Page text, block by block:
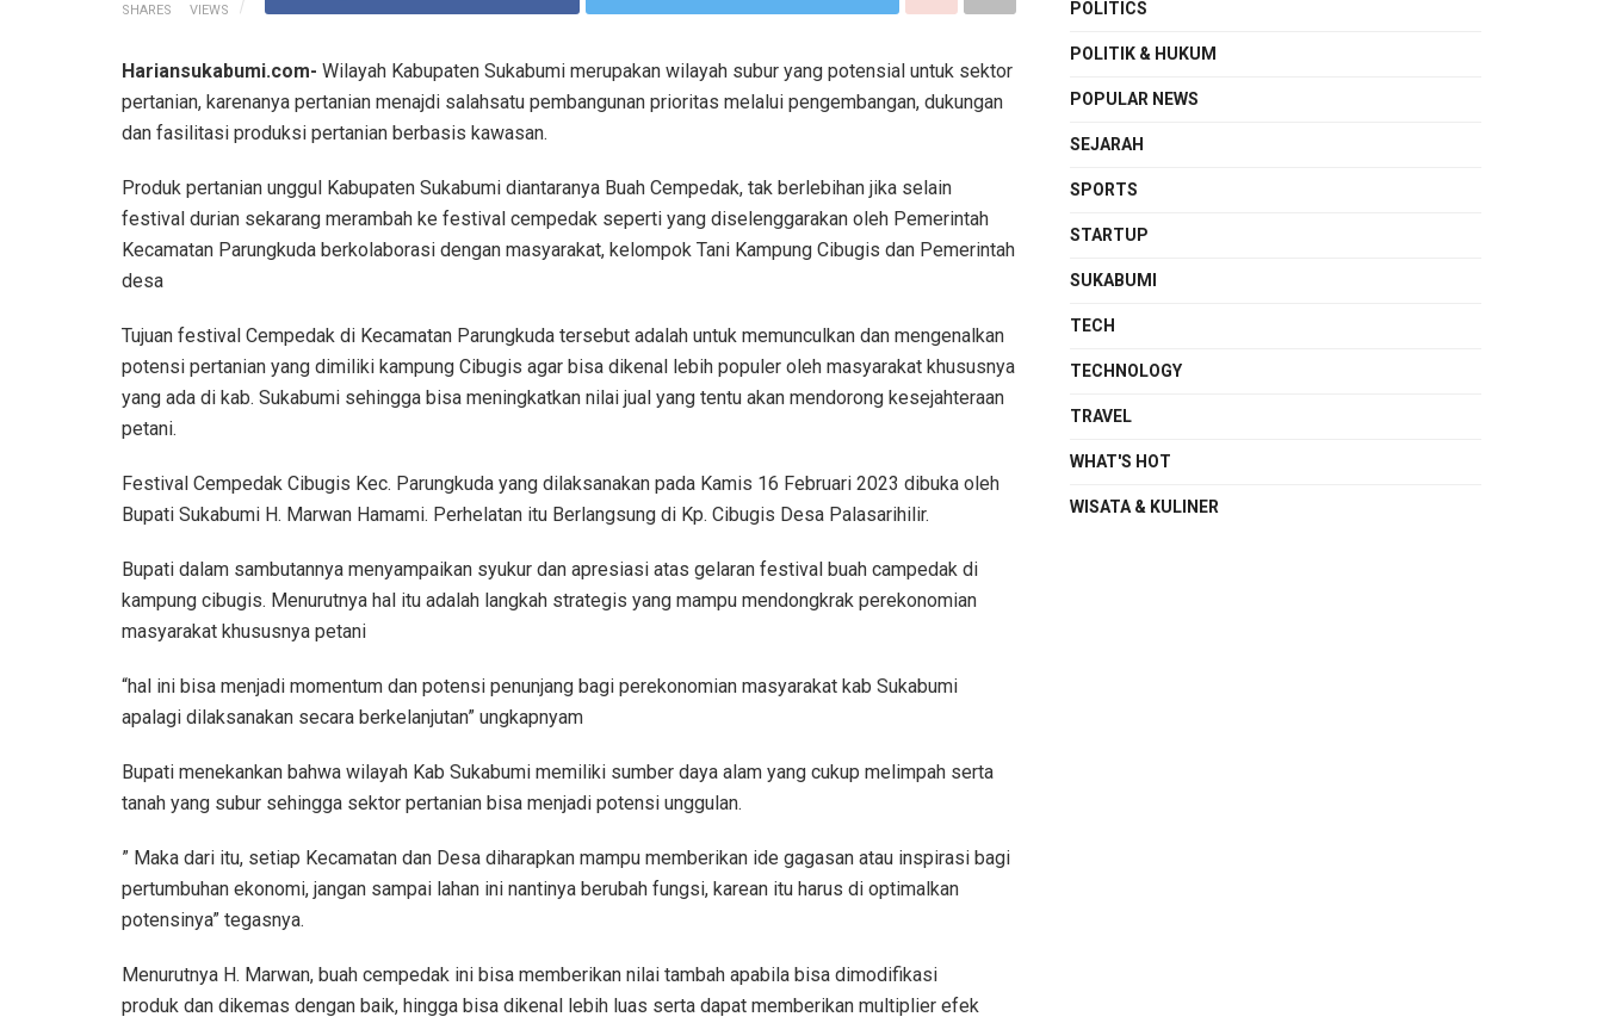
SHARES VIEWS
Hariansukabumi.com- Wilayah Kabupaten Sukabumi merupakan wilayah subur yang potensial untuk sektor
pertanian, karenanya pertanian menajdi salahsatu pembangunan prioritas melalui pengembangan, dukungan
dan fasilitasi produksi pertanian berbasis kawasan.
Produk pertanian unggul Kabupaten Sukabumi diantaranya Buah Cempedak, tak berlebihan jika selain
festival durian sekarang merambah ke festival cempedak seperti yang diselenggarakan oleh Pemerintah
Kecamatan Parungkuda berkolaborasi dengan masyarakat, kelompok Tani Kampung Cibugis dan Pemerintah
desa
Tujuan festival Cempedak di Kecamatan Parungkuda tersebut adalah untuk memunculkan dan mengenalkan
potensi pertanian yang dimiliki kampung Cibugis agar bisa dikenal lebih populer oleh masyarakat khususnya
yang ada di kab. Sukabumi sehingga bisa meningkatkan nilai jual yang tentu akan mendorong kesejahteraan
petani.
Festival Cempedak Cibugis Kec. Parungkuda yang dilaksanakan pada Kamis 16 Februari 2023 dibuka oleh
Bupati Sukabumi H. Marwan Hamami. Perhelatan itu Berlangsung di Kp. Cibugis Desa Palasarihilir.
Bupati dalam sambutannya menyampaikan syukur dan apresiasi atas gelaran festival buah campedak di
kampung cibugis. Menurutnya hal itu adalah langkah strategis yang mampu mendongkrak perekonomian
masyarakat khususnya petani
“hal ini bisa menjadi momentum dan potensi penunjang bagi perekonomian masyarakat kab Sukabumi
apalagi dilaksanakan secara berkelanjutan” ungkapnyam
Bupati menekankan bahwa wilayah Kab Sukabumi memiliki sumber daya alam yang cukup melimpah serta
tanah yang subur sehingga sektor pertanian bisa menjadi potensi unggulan.
” Maka dari itu, setiap Kecamatan dan Desa diharapkan mampu memberikan ide gagasan atau inspirasi bagi
pertumbuhan ekonomi, jangan sampai lahan ini nantinya berubah fungsi, karean itu harus di optimalkan
potensinya” tegasnya.
Menurutnya H. Marwan, buah cempedak ini bisa memberikan nilai tambah apabila bisa dimodifikasi
produk dan dikemas dengan baik, hingga bisa dikenal lebih luas serta dapat memberikan multiplier efek
POLITICS
POLITIK & HUKUM
POPULAR NEWS
SEJARAH
SPORTS
STARTUP
SUKABUMI
TECH
TECHNOLOGY
TRAVEL
WHAT'S HOT
WISATA & KULINER